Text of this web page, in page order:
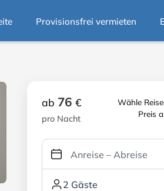
Provisionsfrei vermieten
Wähle
Preis
ab 76 €
pro Nacht
2 Gäste